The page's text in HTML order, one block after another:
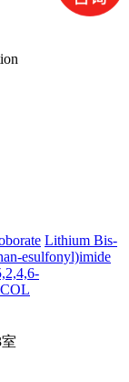
Lithium Bis-
esulfonyl)imide